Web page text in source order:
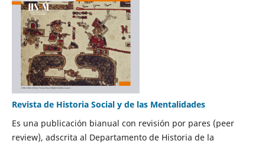
Revista de Historia Social y de las Mentalidades
Es una publicación bianual con revisión por pares (peer
review), adscrita al Departamento de Historia de la